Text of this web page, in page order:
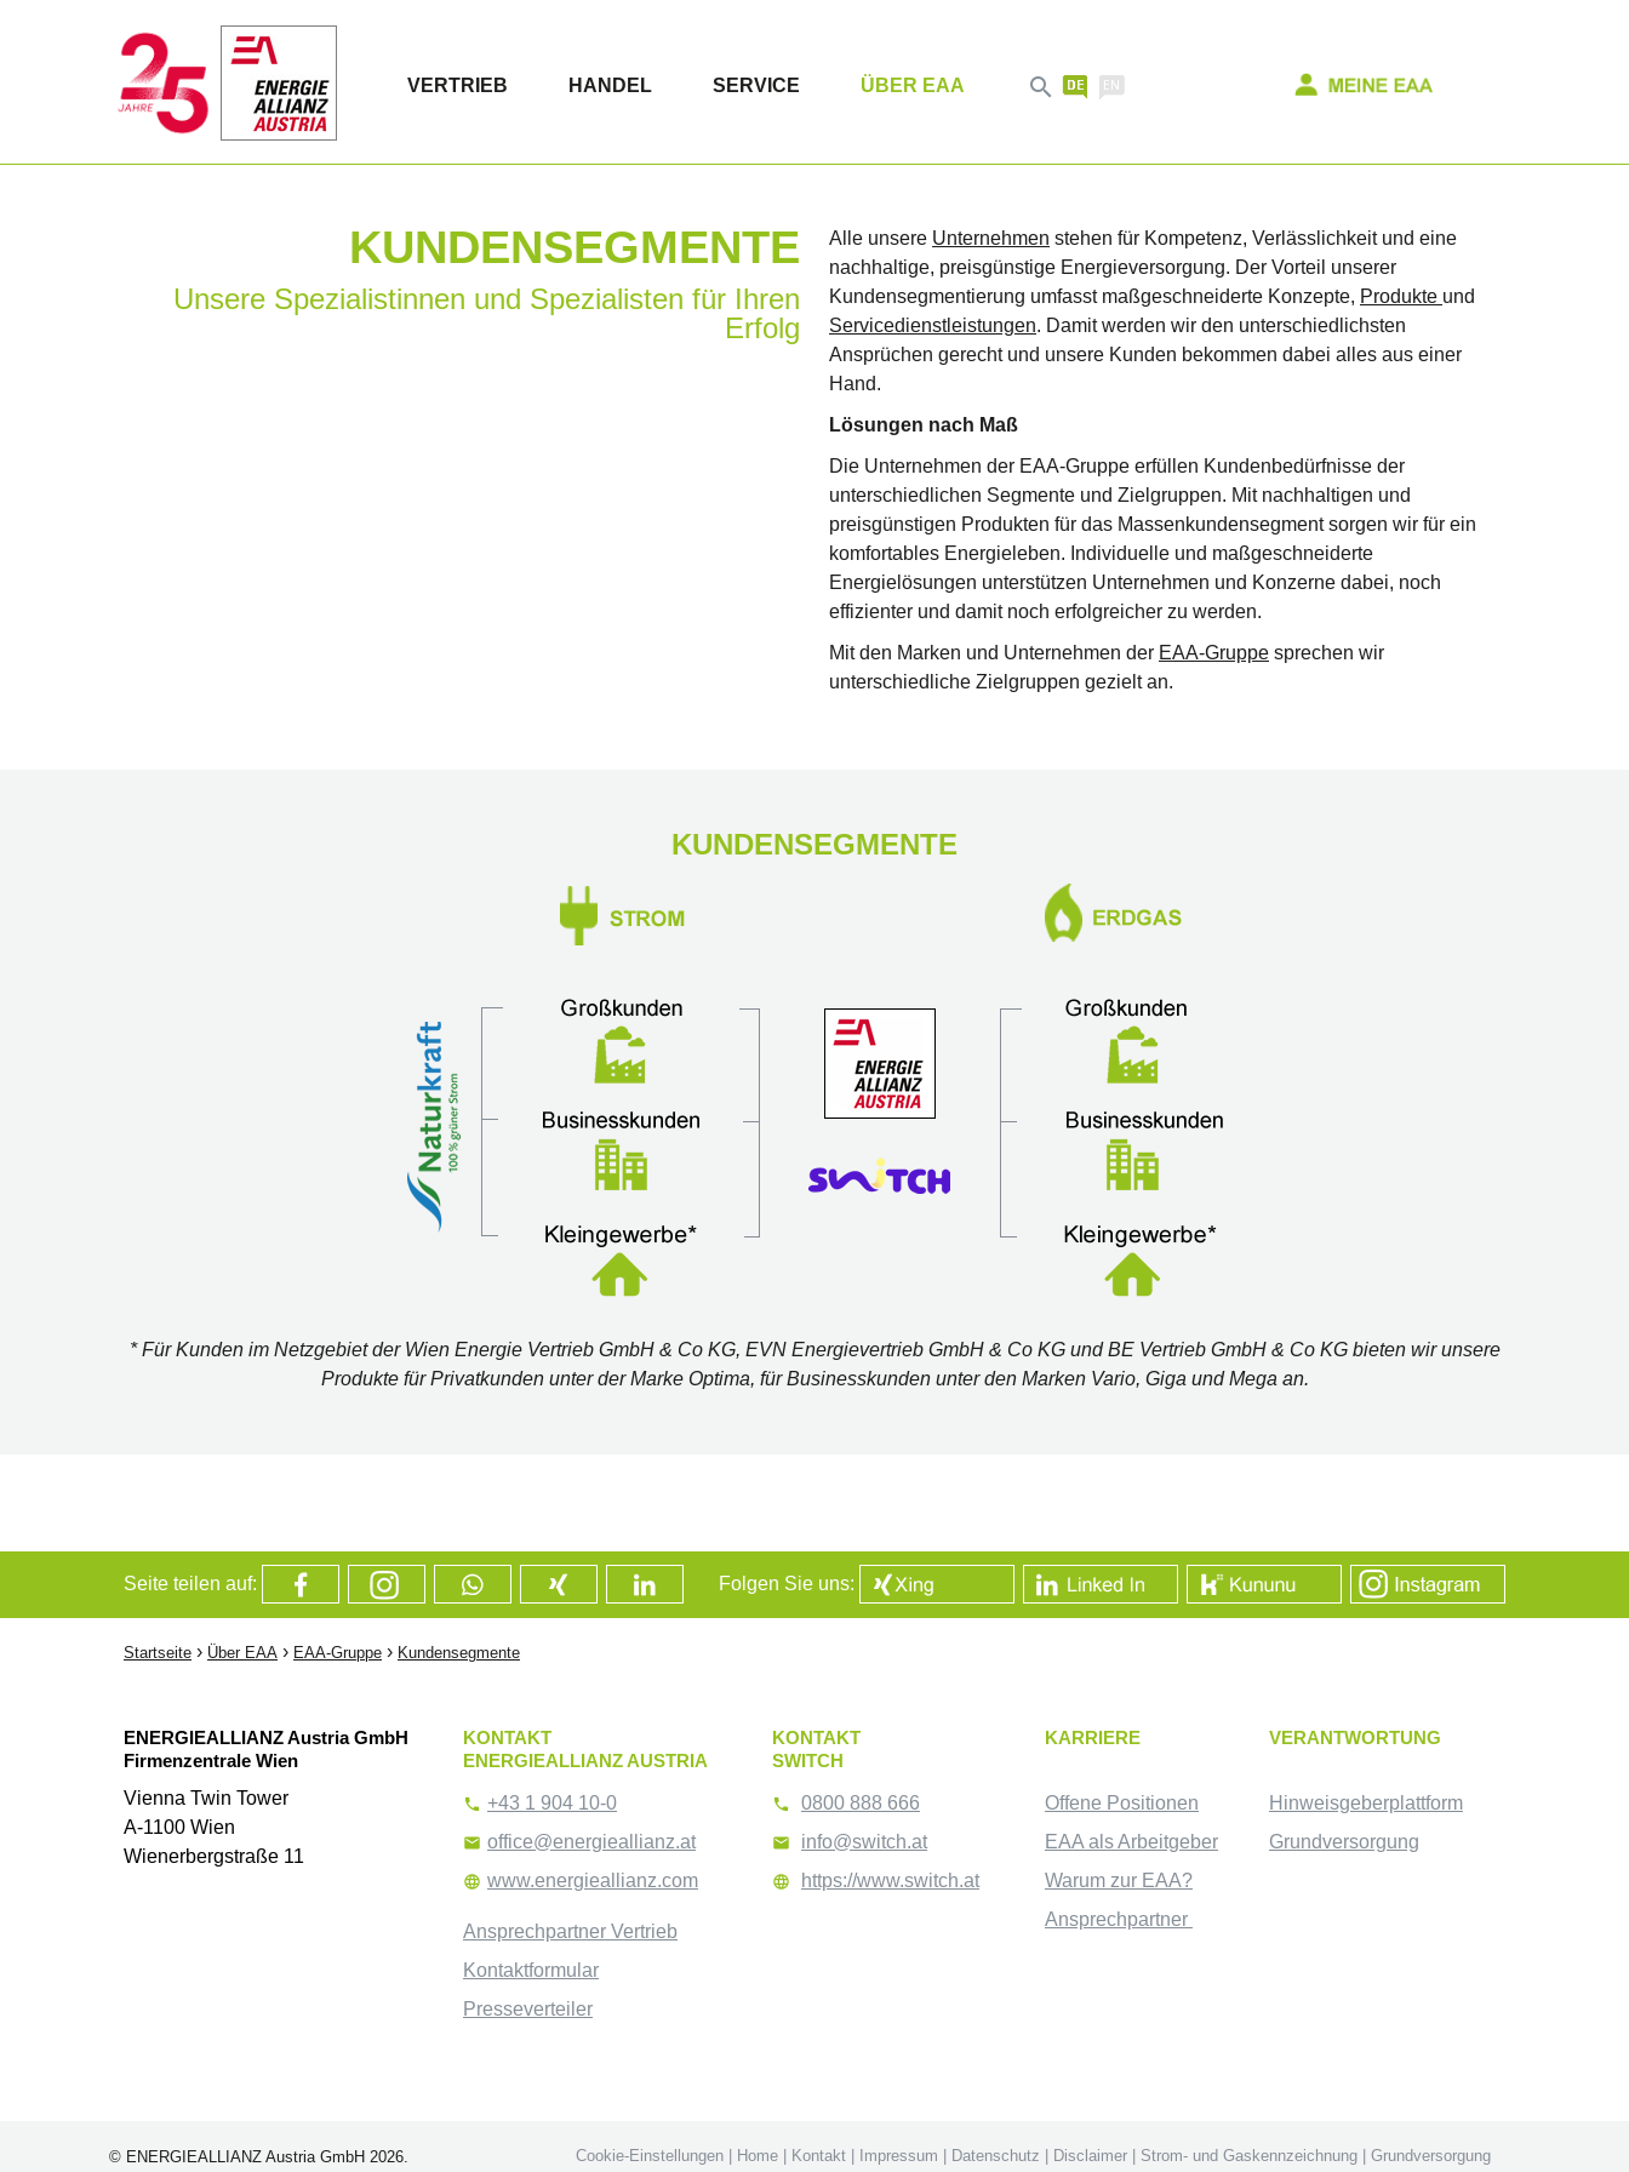
VERTRIEB HANDEL SERVICE ÜBER EAA 
KUNDENSEGMENTE
Unsere Spezialistinnen und Spezialisten für Ihren
Erfolg
Alle unsere Unternehmen stehen für Kompetenz, Verlässlichkeit und eine
nachhaltige, preisgünstige Energieversorgung. Der Vorteil unserer
Kundensegmentierung umfasst maßgeschneiderte Konzepte, Produkte und
Servicedienstleistungen. Damit werden wir den unterschiedlichsten
Ansprüchen gerecht und unsere Kunden bekommen dabei alles aus einer
Hand.
Lösungen nach Maß
Die Unternehmen der EAA-Gruppe erfüllen Kundenbedürfnisse der
unterschiedlichen Segmente und Zielgruppen. Mit nachhaltigen und
preisgünstigen Produkten für das Massenkundensegment sorgen wir für ein
komfortables Energieleben. Individuelle und maßgeschneiderte
Energielösungen unterstützen Unternehmen und Konzerne dabei, noch
effizienter und damit noch erfolgreicher zu werden.
Mit den Marken und Unternehmen der EAA-Gruppe sprechen wir
unterschiedliche Zielgruppen gezielt an.
KUNDENSEGMENTE
* Für Kunden im Netzgebiet der Wien Energie Vertrieb GmbH & Co KG, EVN Energievertrieb GmbH & Co KG und BE Vertrieb GmbH & Co KG bieten wir unsere
Produkte für Privatkunden unter der Marke Optima, für Businesskunden unter den Marken Vario, Giga und Mega an.
Seite teilen auf: Folgen Sie uns:
Startseite › Über EAA › EAA-Gruppe › Kundensegmente
ENERGIEALLIANZ Austria GmbH
Firmenzentrale Wien
Vienna Twin Tower
A-1100 Wien
Wienerbergstraße 11
KONTAKT
ENERGIEALLIANZ AUSTRIA
 +43 1 904 10-0
 office@energieallianz.at
 www.energieallianz.com
Ansprechpartner Vertrieb
Kontaktformular
Presseverteiler
KONTAKT
SWITCH
 0800 888 666
 info@switch.at
 https://www.switch.at
KARRIERE
Offene Positionen
EAA als Arbeitgeber
Warum zur EAA?
Ansprechpartner
VERANTWORTUNG
Hinweisgeberplattform
Grundversorgung
© ENERGIEALLIANZ Austria GmbH 2026.
Cookie-Einstellungen Home Kontakt Impressum Datenschutz Disclaimer Strom- und Gaskennzeichnung Grundversorgung